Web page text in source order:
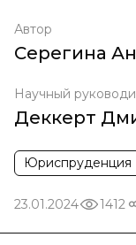
Автор
Серегина
Научный
Деккерт
Юриспруденция
23.01.2024 1412